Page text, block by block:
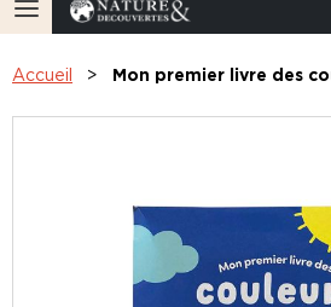
Accueil Mon premier livre des